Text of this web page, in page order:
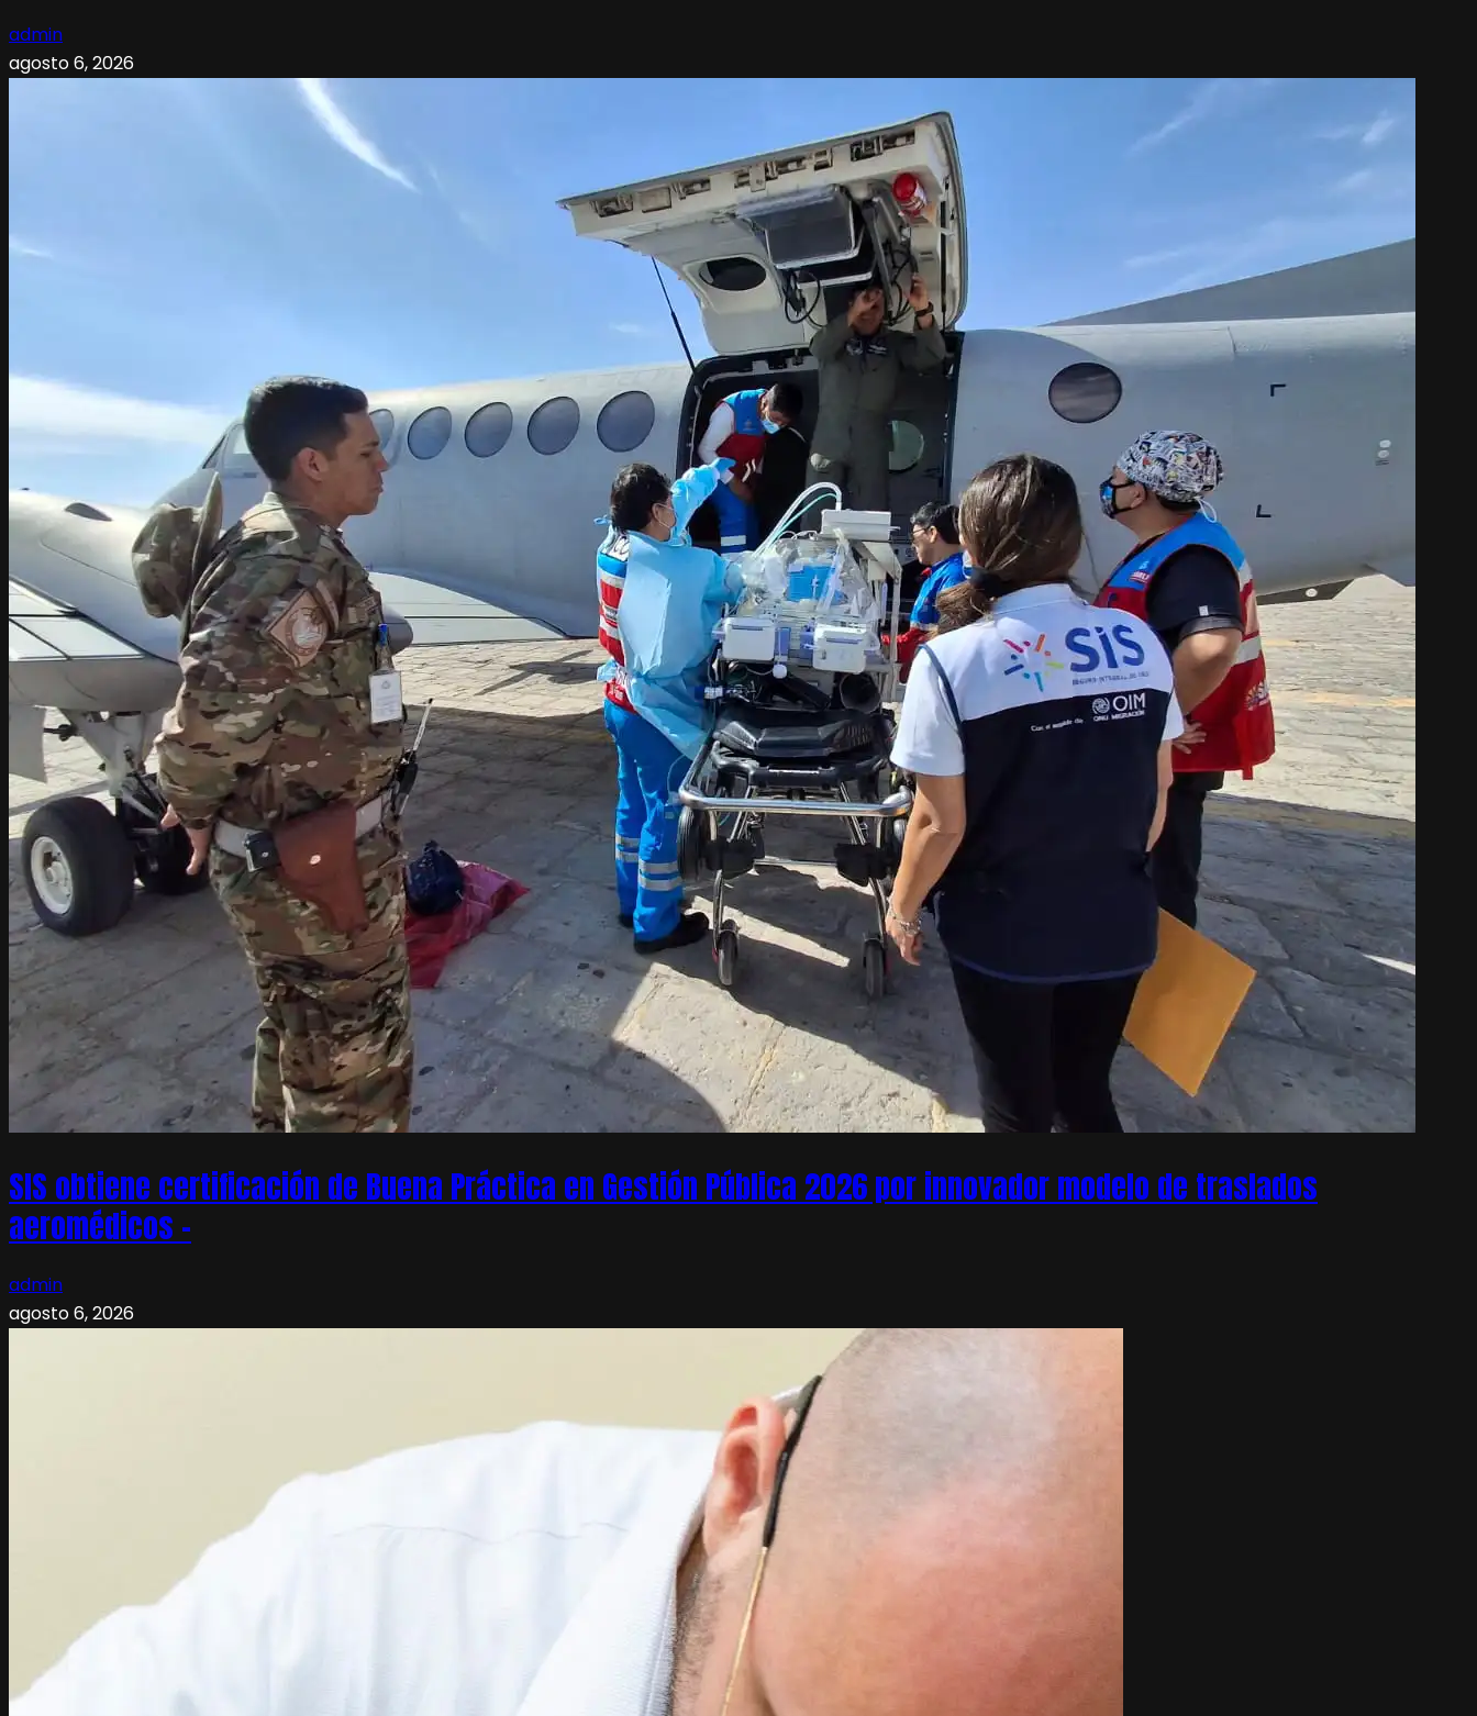
admin
agosto 6, 2026
SIS obtiene certificación de Buena Práctica en Gestión Pública 2026 por innovador modelo de traslados
aeromédicos –
admin
agosto 6, 2026